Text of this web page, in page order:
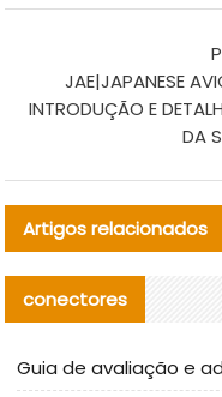
JAE|JAPANESE
INTRODUÇÃO E
DA
Artigos relacionados
conectores